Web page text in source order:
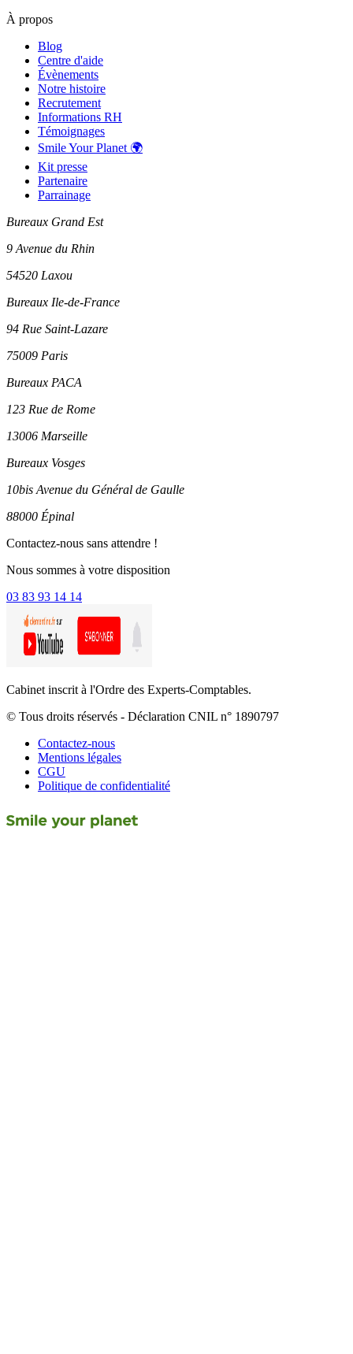
À propos
Blog
Centre d'aide
Évènements
Notre histoire
Recrutement
Informations RH
Témoignages
Smile Your Planet 🌍
Kit presse
Partenaire
Parrainage
Bureaux Grand Est
9 Avenue du Rhin
54520 Laxou
Bureaux Ile-de-France
94 Rue Saint-Lazare
75009 Paris
Bureaux PACA
123 Rue de Rome
13006 Marseille
Bureaux Vosges
10bis Avenue du Général de Gaulle
88000 Épinal
Contactez-nous sans attendre !
Nous sommes à votre disposition
03 83 93 14 14
Cabinet inscrit à l'Ordre des Experts-Comptables.
© Tous droits réservés - Déclaration CNIL n° 1890797
Contactez-nous
Mentions légales
CGU
Politique de confidentialité